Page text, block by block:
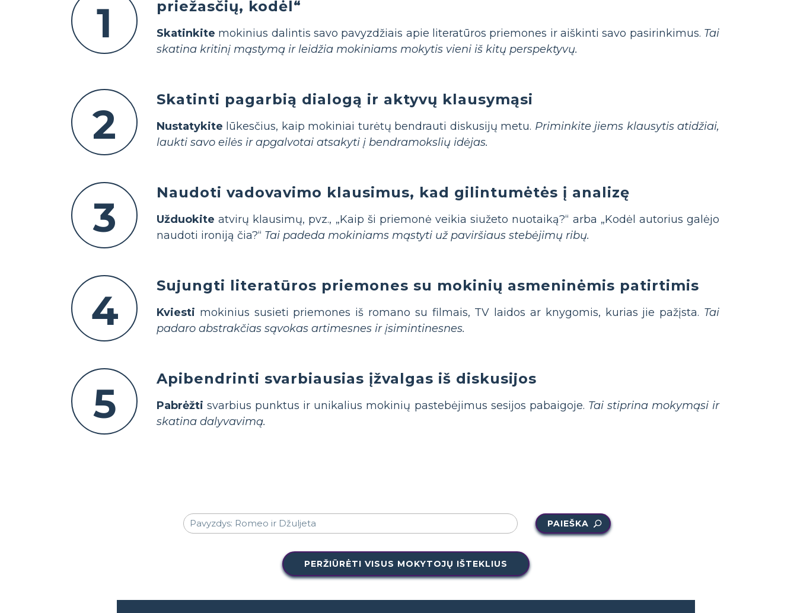
1
priežasčių, kodėl“
Skatinkite mokinius dalintis savo pavyzdžiais apie literatūros priemones ir aiškinti savo pasirinkimus. Tai
skatina kritinį mąstymą ir leidžia mokiniams mokytis vieni iš kitų perspektyvų.
2
Skatinti pagarbią dialogą ir aktyvų klausymąsi
Nustatykite lūkesčius, kaip mokiniai turėtų bendrauti diskusijų metu. Priminkite jiems klausytis atidžiai,
laukti savo eilės ir apgalvotai atsakyti į bendramokslių idėjas.
3
Naudoti vadovavimo klausimus, kad gilintumėtės į analizę
Užduokite atvirų klausimų, pvz., „Kaip ši priemonė veikia siužeto nuotaiką?“ arba „Kodėl autorius galėjo
naudoti ironiją čia?“ Tai padeda mokiniams mąstyti už paviršiaus stebėjimų ribų.
4
Sujungti literatūros priemones su mokinių asmeninėmis patirtimis
Kviesti mokinius susieti priemones iš romano su filmais, TV laidos ar knygomis, kurias jie pažįsta. Tai
padaro abstrakčias sąvokas artimesnes ir įsimintinesnes.
5
Apibendrinti svarbiausias įžvalgas iš diskusijos
Pabrėžti svarbius punktus ir unikalius mokinių pastebėjimus sesijos pabaigoje. Tai stiprina mokymąsi ir
skatina dalyvavimą.
PAIEŠKA
PERŽIŪRĖTI VISUS MOKYTOJŲ IŠTEKLIUS